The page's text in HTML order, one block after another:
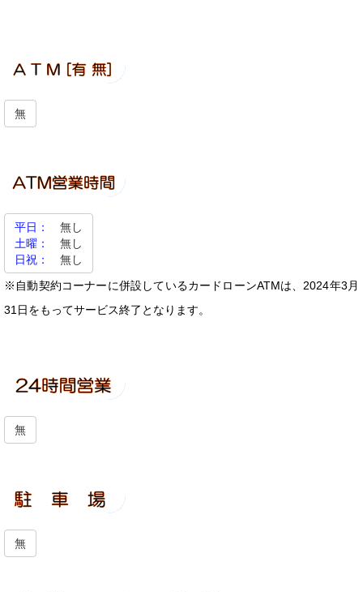
無
平日：
無し
土曜：
無し
日祝：
無し
※自動契約コーナーに併設しているカードローンATMは、2024年3月
31日をもってサービス終了となります。
無
無